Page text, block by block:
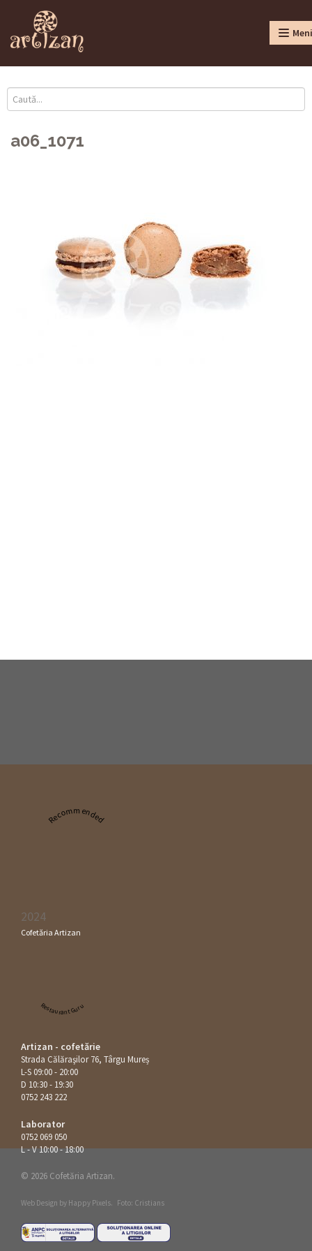
a06_1071
Recommended
2024
Cofetăria Artizan
Restaurant Guru
Artizan - cofetărie
Strada Călăraşilor 76, Târgu Mureș
L-S 09:00 - 20:00
D 10:30 - 19:30
0752 243 222
Laborator
0752 069 050
L - V 10:00 - 18:00
© 2026 Cofetăria Artizan.
Web Design by Happy Pixels. Foto: Cristians